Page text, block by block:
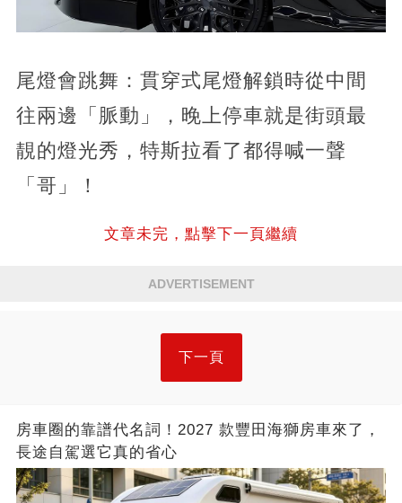
尾燈會跳舞：貫穿式尾燈解鎖時從中間
往兩邊「脈動」，晚上停車就是街頭最
靚的燈光秀，特斯拉看了都得喊一聲
「哥」！
文章未完，點擊下一頁繼續
ADVERTISEMENT
下一頁
房車圈的靠譜代名詞！2027 款豐田海獅房車來了，
長途自駕選它真的省心